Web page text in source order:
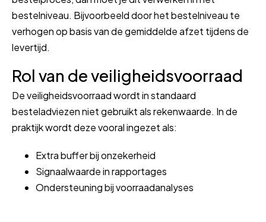
bestelniveau. Bijvoorbeeld door het bestelniveau te
verhogen op basis van de gemiddelde afzet tijdens de
levertijd.
Rol van de veiligheidsvoorraad
De veiligheidsvoorraad wordt in standaard
besteladviezen niet gebruikt als rekenwaarde. In de
praktijk wordt deze vooral ingezet als:
Extra buffer bij onzekerheid
Signaalwaarde in rapportages
Ondersteuning bij voorraadanalyses